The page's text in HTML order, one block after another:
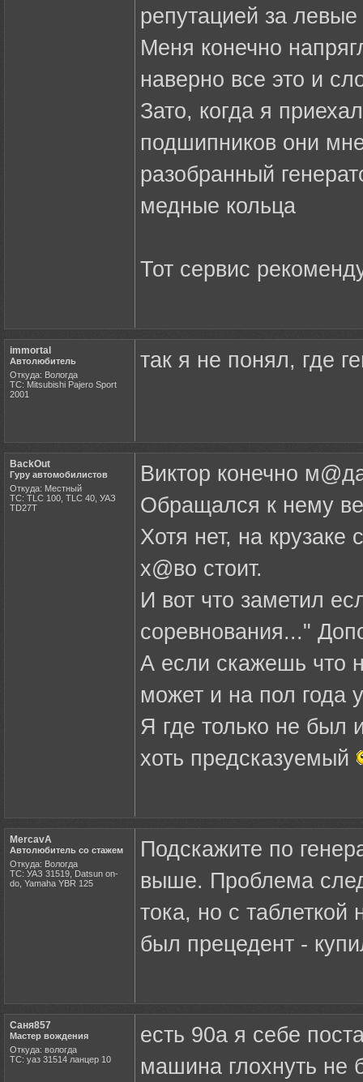
репутацией за левые
Меня конечно
наверно все это и
Зато, когда я
подшипников они
разобранный
медные кольца
Тот сервис
immortal
Автолюбитель
Откуда: Вологда
ТС: Mitsubishi Pajero Sport
2001
так я не понял, где
BackOut
Гуру автомобилистов
Откуда: Местный
ТС: TLC 100, TLC 40, УАЗ
ТD27Т
Виктор конечно
Обращался к нему
Хотя нет, на крузаке
х@во стоит.
И вот что заметил
соревнования..."
А если скажешь что
может и на пол года
Я где только не был
хоть предсказуемый
MercavA
Автолюбитель со стажем
Откуда: Вологда
ТС: УАЗ 31519, Datsun on-
do, Yamaha YBR 125
Подскажите по
выше. Проблема
тока, но с
был прецедент -
Саня857
Мастер вождения
Откуда: вологда
ТС: уаз 31514 ланцер 10
есть 90а я себе
машина глохнуть не